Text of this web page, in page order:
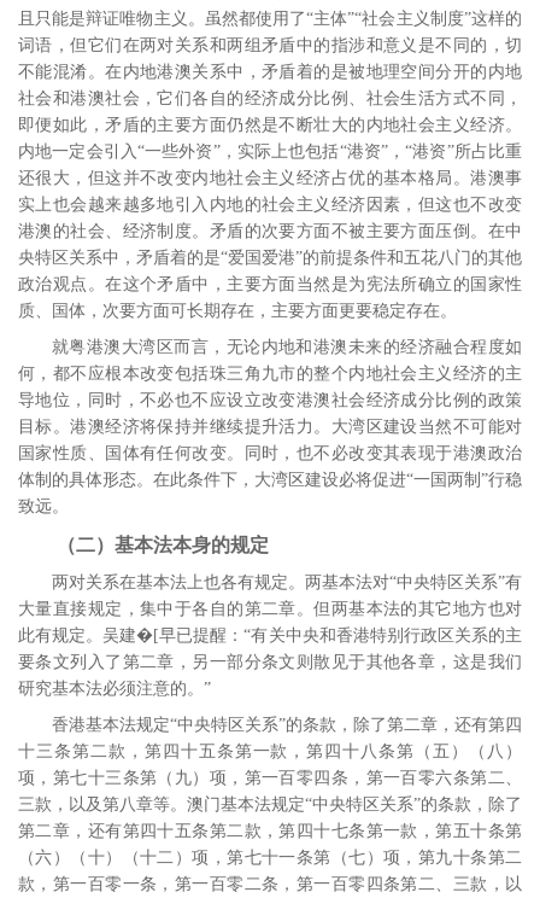
且只能是辩证唯物主义。 虽然都使用了“主体”“社会主义制度”这样的
词语，但它们在两对关系和两组矛盾中的指涉和意义是不同的，切
不能混淆。在内地港澳关系中，矛盾着的是被地理空间分开的内地
社会和港澳社会，它们各自的经济成分比例、社会生活方式不同，
即便如此，矛盾的主要方面仍然是不断壮大的内地社会主义经济。
内地一定会引入“一些外资”，实际上也包括“港资”，“港资”所占比重
还很大，但这并不改变内地社会主义经济占优的基本格局。港澳事
实上也会越来越多地引入内地的社会主义经济因素，但这也不改变
港澳的社会、经济制度。矛盾的次要方面不被主要方面压倒。在中
央特区关系中，矛盾着的是“爱国爱港”的前提条件和五花八门的其他
政治观点。在这个矛盾中，主要方面当然是为宪法所确立的国家性
质、国体，次要方面可长期存在，主要方面更要稳定存在。
就粤港澳大湾区而言，无论内地和港澳未来的经济融合程度如
何，都不应根本改变包括珠三角九市的整个内地社会主义经济的主
导地位，同时，不必也不应设立改变港澳社会经济成分比例的政策
目标。港澳经济将保持并继续提升活力。大湾区建设当然不可能对
国家性质、国体有任何改变。同时，也不必改变其表现于港澳政治
体制的具体形态。在此条件下，大湾区建设必将促进“一国两制”行稳
致远。
（二）基本法本身的规定
两对关系在基本法上也各有规定。两基本法对“中央特区关系”有
大量直接规定，集中于各自的第二章。但两基本法的其它地方也对
此有规定。吴建�[早已提醒：“有关中央和香港特别行政区关系的主
要条文列入了第二章，另一部分条文则散见于其他各章，这是我们
研究基本法必须注意的。”
香港基本法规定“中央特区关系”的条款，除了第二章，还有第四
十三条第二款，第四十五条第一款，第四十八条第（五）（八）
项，第七十三条第（九）项，第一百零四条，第一百零六条第二、
三款，以及第八章等。澳门基本法规定“中央特区关系”的条款，除了
第二章，还有第四十五条第二款，第四十七条第一款，第五十条第
（六）（十）（十二）项，第七十一条第（七）项，第九十条第二
款，第一百零一条，第一百零二条，第一百零四条第二、三款，以